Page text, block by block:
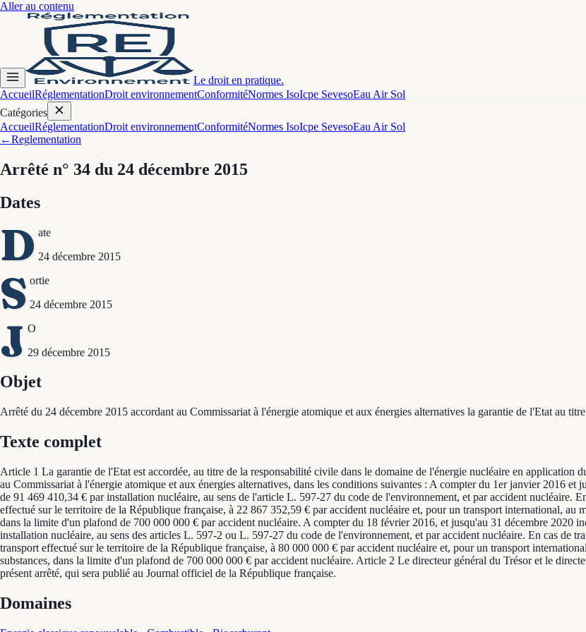
Aller au contenu
Le droit en pratique.
AccueilRéglementationDroit environnementConformitéNormes IsoIcpe SevesoEau Air Sol
Catégories
AccueilRéglementationDroit environnementConformitéNormes IsoIcpe SevesoEau Air Sol
←Reglementation
Arrêté n° 34 du 24 décembre 2015
Dates
D ate
24 décembre 2015
S ortie
24 décembre 2015
J O
29 décembre 2015
Objet
Arrêté du 24 décembre 2015 accordant au Commissariat à l'énergie atomique et aux énergies alternatives la garantie de l'Etat au
Texte complet
Article 1 La garantie de l'Etat est accordée, au titre de la responsabilité civile dans le domaine de l'énergie nucléaire en
au Commissariat à l'énergie atomique et aux énergies alternatives, dans les conditions suivantes : A compter du 1er janvier 2016
de 91 469 410,34 € par installation nucléaire, au sens de l'article L. 597-27 du code de l'environnement, et par accident nucléaire.
effectué sur le territoire de la République française, à 22 867 352,59 € par accident nucléaire et, pour un transport international, au
dans la limite d'un plafond de 700 000 000 € par accident nucléaire. A compter du 18 février 2016, et jusqu'au 31 décembre 2020
installation nucléaire, au sens des articles L. 597-2 ou L. 597-27 du code de l'environnement, et par accident nucléaire. En cas de
transport effectué sur le territoire de la République française, à 80 000 000 € par accident nucléaire et, pour un transport
substances, dans la limite d'un plafond de 700 000 000 € par accident nucléaire. Article 2 Le directeur général du Trésor et le
présent arrêté, qui sera publié au Journal officiel de la République française.
Domaines